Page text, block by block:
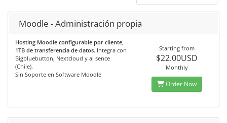
Moodle - Administración propia
Hosting Moodle configurable por cliente,
1TB de transferencia de datos. Integra con
Bigbluebutton, Nextcloud y al sence
(Chile).
Sin Soporte en Software Moodle
Starting from
$22.00USD
Monthly
Order Now